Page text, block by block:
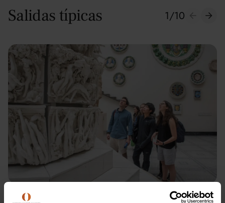
Museo Británico
Salidas típicas 1/10